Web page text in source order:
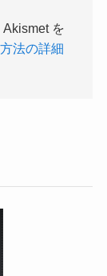
を
法の詳細